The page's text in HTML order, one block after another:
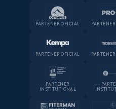
PARTENER OFICIAL
PARTENER OFICIAL
PARTENER
INSTITUȚIONAL